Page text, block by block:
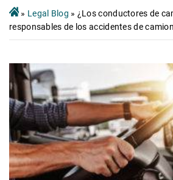
» Legal Blog » ¿Los conductores de
responsables de los accidentes de